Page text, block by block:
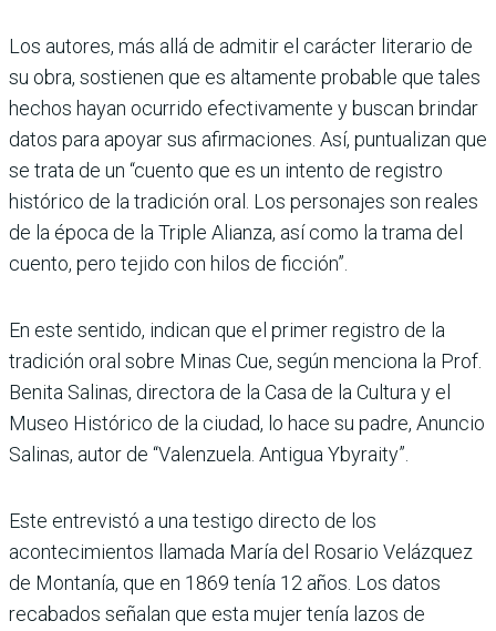
Los autores, más allá de admitir el carácter literario de
su obra, sostienen que es altamente probable que tales
hechos hayan ocurrido efectivamente y buscan brindar
datos para apoyar sus afirmaciones. Así, puntualizan que
se trata de un “cuento que es un intento de registro
histórico de la tradición oral. Los personajes son reales
de la época de la Triple Alianza, así como la trama del
cuento, pero tejido con hilos de ficción”.
En este sentido, indican que el primer registro de la
tradición oral sobre Minas Cue, según menciona la Prof.
Benita Salinas, directora de la Casa de la Cultura y el
Museo Histórico de la ciudad, lo hace su padre, Anuncio
Salinas, autor de “Valenzuela. Antigua Ybyraity”.
Este entrevistó a una testigo directo de los
acontecimientos llamada María del Rosario Velázquez
de Montanía, que en 1869 tenía 12 años. Los datos
recabados señalan que esta mujer tenía lazos de